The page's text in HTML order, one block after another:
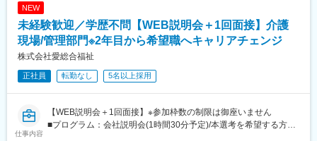
NEW
未経験歓迎／学歴不問【WEB説明会＋1回面接】介護
現場/管理部門※2年目から希望職へキャリアチェンジ
株式会社愛総合福祉
正社員 転勤なし 5名以上採用
仕事内容
【WEB説明会＋1回面接】※参加枠数の制限は御座いません
■プログラム：会社説明会(1時間30分予定)/本選考を希望する方は